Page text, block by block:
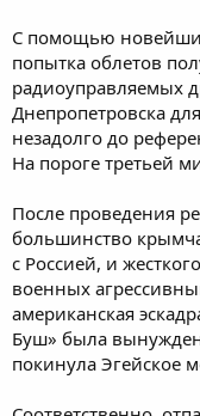
С помощью
попытка облетов
радиоуправляемых
Днепропетровска
незадолго до
На пороге третьей
После проведения
большинство
с Россией, и
военных
американская
Буш» была
покинула Эгейское